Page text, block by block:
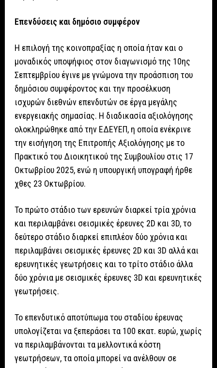
Επενδύσεις και δημόσιο συμφέρον
Η επιλογή της κοινοπραξίας η οποία ήταν και ο
μοναδικός υποψήφιος στον διαγωνισμό της 10ης
Σεπτεμβρίου έγινε με γνώμονα την προάσπιση του
δημόσιου συμφέροντος και την προσέλκυση
ισχυρών διεθνών επενδυτών σε έργα μεγάλης
ενεργειακής σημασίας. Η διαδικασία αξιολόγησης
ολοκληρώθηκε από την ΕΔΕΥΕΠ, η οποία ενέκρινε
την εισήγηση της Επιτροπής Αξιολόγησης με το
Πρακτικό του Διοικητικού της Συμβουλίου στις 17
Οκτωβρίου 2025, ενώ η υπουργική υπογραφή ήρθε
χθες 23 Οκτωβρίου.
Το πρώτο στάδιο των ερευνών διαρκεί τρία χρόνια
και περιλαμβάνει σεισμικές έρευνες 2D και 3D, το
δεύτερο στάδιο διαρκεί επιπλέον δύο χρόνια και
περιλαμβάνει σεισμικές έρευνες 2D και 3D αλλά και
ερευνητικές γεωτρήσεις και το τρίτο στάδιο άλλα
δύο χρόνια με σεισμικές έρευνες 3D και ερευνητικές
γεωτρήσεις.
Το επενδυτικό αποτύπωμα του σταδίου έρευνας
υπολογίζεται να ξεπεράσει τα 100 εκατ. ευρώ, χωρίς
να περιλαμβάνονται τα μελλοντικά κόστη
γεωτρήσεων, τα οποία μπορεί να ανέλθουν σε